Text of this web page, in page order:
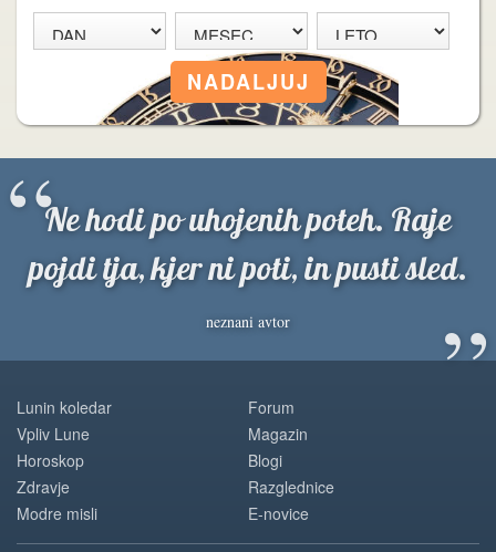
Ne hodi po uhojenih poteh. Raje
pojdi tja, kjer ni poti, in pusti sled.
neznani avtor ”
“
Lunin koledar
Vpliv Lune
Horoskop
Zdravje
Modre misli
Forum
Magazin
Blogi
Razglednice
E-novice